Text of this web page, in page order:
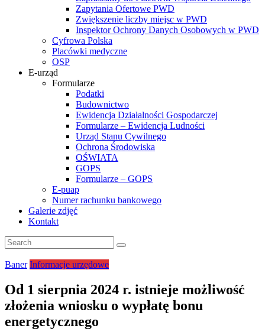
Zapytania Ofertowe PWD
Zwiększenie liczby miejsc w PWD
Inspektor Ochrony Danych Osobowych w PWD
Cyfrowa Polska
Placówki medyczne
OSP
E-urząd
Formularze
Podatki
Budownictwo
Ewidencja Działalności Gospodarczej
Formularze – Ewidencja Ludności
Urząd Stanu Cywilnego
Ochrona Środowiska
OŚWIATA
GOPS
Formularze – GOPS
E-puap
Numer rachunku bankowego
Galerie zdjęć
Kontakt
Baner Informacje urzędowe
Od 1 sierpnia 2024 r. istnieje możliwość
złożenia wniosku o wypłatę bonu
energetycznego